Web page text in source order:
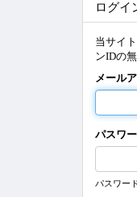
ログイ
当サイ
ンIDの
メール
パスワ
パスワー